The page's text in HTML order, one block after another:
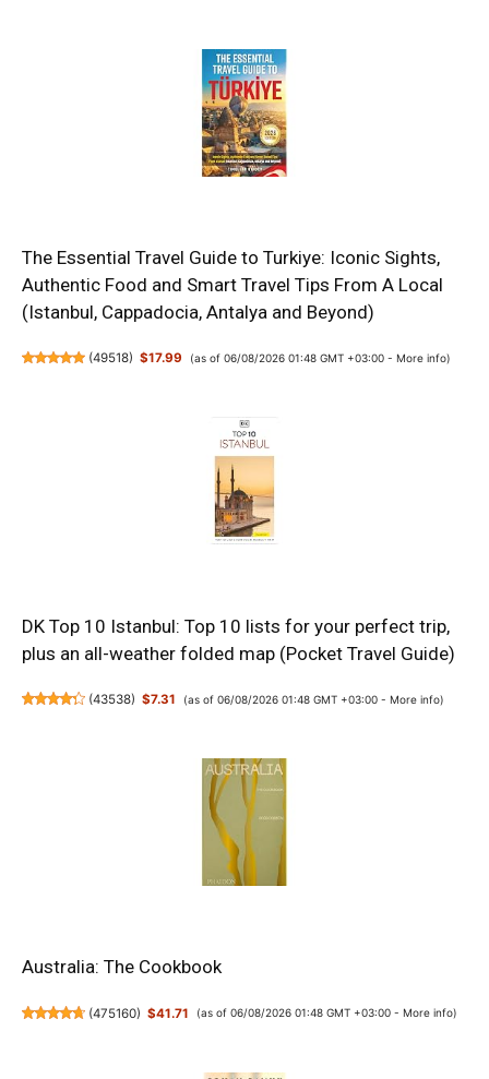
The Essential Travel Guide to Turkiye: Iconic Sights,
Authentic Food and Smart Travel Tips From A Local
(Istanbul, Cappadocia, Antalya and Beyond)
(49518) $17.99 (as of 06/08/2026 01:48 GMT +03:00 - More info)
DK Top 10 Istanbul: Top 10 lists for your perfect trip,
plus an all-weather folded map (Pocket Travel Guide)
(43538) $7.31 (as of 06/08/2026 01:48 GMT +03:00 - More info)
Australia: The Cookbook
(475160) $41.71 (as of 06/08/2026 01:48 GMT +03:00 - More info)